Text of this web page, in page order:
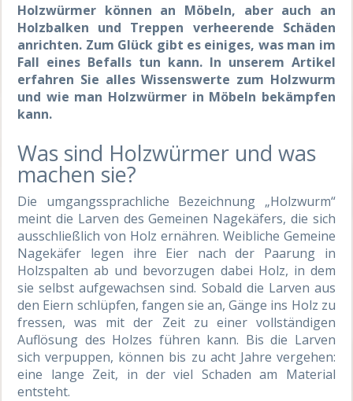
Holzwürmer können an Möbeln, aber auch an
Holzbalken und Treppen verheerende Schäden
anrichten. Zum Glück gibt es einiges, was man im
Fall eines Befalls tun kann. In unserem Artikel
erfahren Sie alles Wissenswerte zum Holzwurm
und wie man Holzwürmer in Möbeln bekämpfen
kann.
Was sind Holzwürmer und was
machen sie?
Die umgangssprachliche Bezeichnung „Holzwurm“
meint die Larven des Gemeinen Nagekäfers, die sich
ausschließlich von Holz ernähren. Weibliche Gemeine
Nagekäfer legen ihre Eier nach der Paarung in
Holzspalten ab und bevorzugen dabei Holz, in dem
sie selbst aufgewachsen sind. Sobald die Larven aus
den Eiern schlüpfen, fangen sie an, Gänge ins Holz zu
fressen, was mit der Zeit zu einer vollständigen
Auflösung des Holzes führen kann. Bis die Larven
sich verpuppen, können bis zu acht Jahre vergehen:
eine lange Zeit, in der viel Schaden am Material
entsteht.